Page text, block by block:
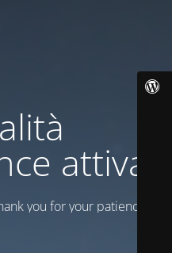
attiva
you for your patience!